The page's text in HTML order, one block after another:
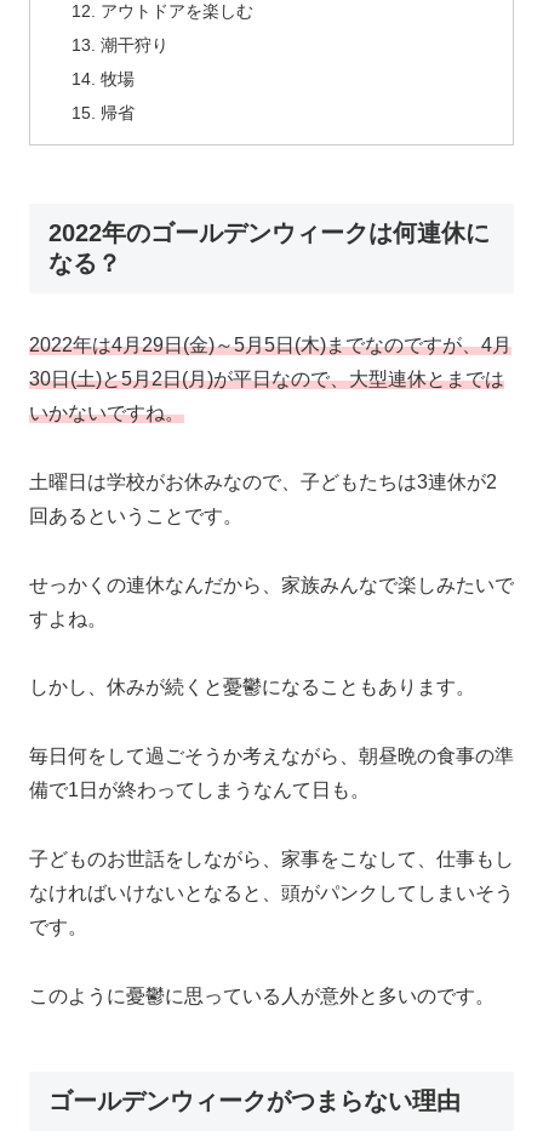
アウトドアを楽しむ
潮干狩り
牧場
帰省
2022年のゴールデンウィークは何連休に
なる？
2022年は4月29日(金)～5月5日(木)までなのですが、4月
30日(土)と5月2日(月)が平日なので、大型連休とまでは
いかないですね。
土曜日は学校がお休みなので、子どもたちは3連休が2
回あるということです。
せっかくの連休なんだから、家族みんなで楽しみたいで
すよね。
しかし、休みが続くと憂鬱になることもあります。
毎日何をして過ごそうか考えながら、朝昼晩の食事の準
備で1日が終わってしまうなんて日も。
子どものお世話をしながら、家事をこなして、仕事もし
なければいけないとなると、頭がパンクしてしまいそう
です。
このように憂鬱に思っている人が意外と多いのです。
ゴールデンウィークがつまらない理由